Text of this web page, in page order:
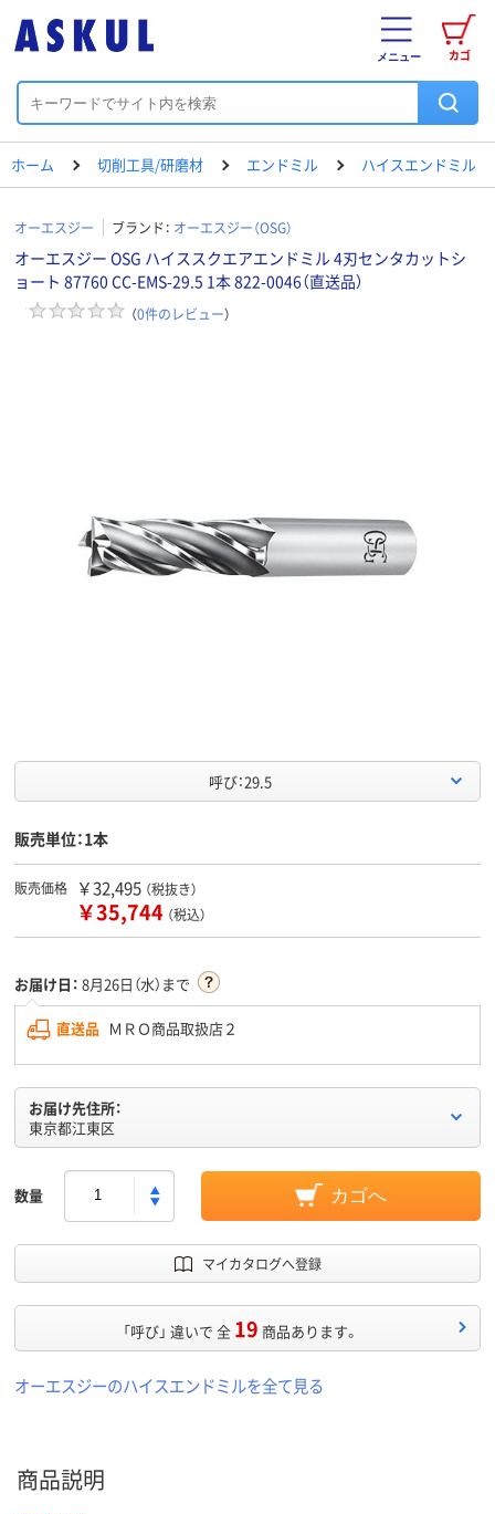
カゴ
メニュー
ホーム 切削工具/研磨材 エンドミル ハイスエンドミル
オーエスジー ブランド： オーエスジー（OSG）
オーエスジー OSG ハイススクエアエンドミル 4刃センタカットシ
ョート 87760 CC-EMS-29.5 1本 822-0046（直送品）
（0件のレビュー）
呼び：29.5
販売単位：1本
販売価格 ￥32,495 （税抜き）
￥35,744 （税込）
お届け日： 8月26日（水）まで
直送品 ＭＲＯ商品取扱店２
お届け先住所：
東京都江東区
数量 カゴへ
マイカタログへ登録
「呼び」 違いで 全 19 商品あります。
オーエスジーのハイスエンドミルを全て見る
商品説明